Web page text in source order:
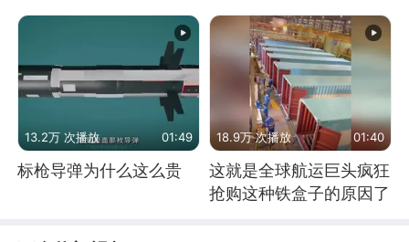
在过？
鱼究竟有多大？
13.2万 次播放 01:49
标枪导弹为什么这么贵
18.9万 次播放 01:40
这就是全球航运巨头疯狂
抢购这种铁盒子的原因了